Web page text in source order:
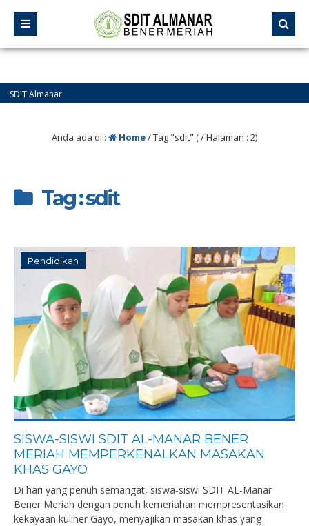
Anda ada di : Home/Tag "sdit" ( / Halaman : 2)
Tag : sdit
Pendidikan
SISWA-SISWI SDIT AL-MANAR BENER
MERIAH MEMPERKENALKAN MASAKAN
KHAS GAYO
Di hari yang penuh semangat, siswa-siswi SDIT AL-Manar
Bener Meriah dengan penuh kemeriahan mempresentasikan
kekayaan kuliner Gayo, menyajikan masakan khas yang